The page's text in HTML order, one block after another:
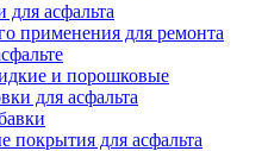
асфальта
применения для ремонта
и порошковые
для асфальта
покрытия для асфальта